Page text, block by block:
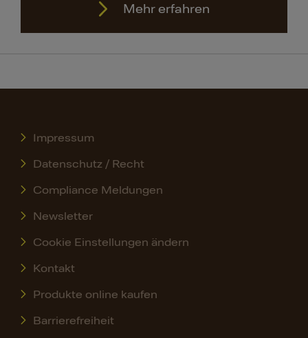
Mehr erfahren
Impressum
Datenschutz / Recht
Compliance Meldungen
Newsletter
Cookie Einstellungen ändern
Kontakt
Produkte online kaufen
Barrierefreiheit